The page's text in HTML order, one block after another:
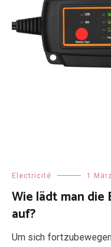
Electricité 1
Wie lädt man
auf?
Um sich